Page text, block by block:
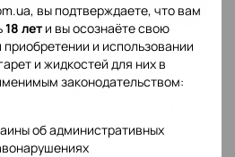
вы подтверждаете, что вам
18 лети вы осознаёте свою
приобретении и использовании
и жидкостей для них в
законодательством:
об административных
Набор Жидкости Alchemist
279 грн